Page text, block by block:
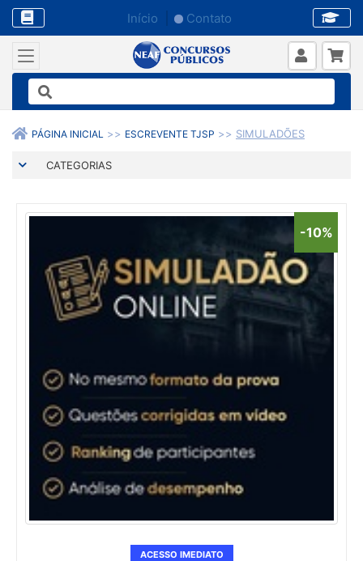
Início Contato
PÁGINA INICIAL ESCREVENTE TJSP SIMULADÕES
CATEGORIAS
-10%
ACESSO IMEDIATO